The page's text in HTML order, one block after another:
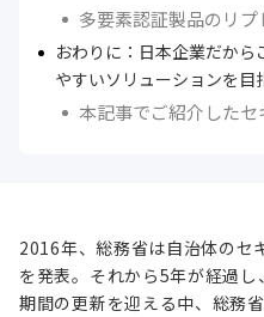
多要素認証製品のリプ
おわりに：日本企業だか
やすいソリューションを目
本記事でご紹介した
2016年、総務省は自治体のセ
を発表。それから5年が経過
期間の更新を迎える中、総務